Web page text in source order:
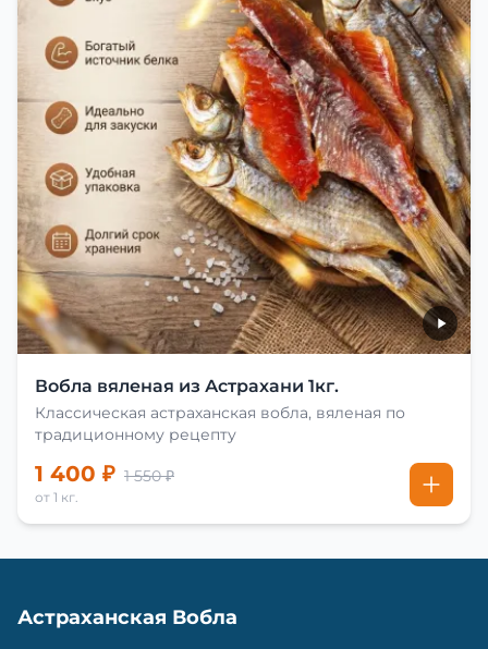
Вобла вяленая из Астрахани 1кг.
Классическая астраханская вобла, вяленая по
традиционному рецепту
1 400 ₽ 1 550 ₽
от 1 кг.
Астраханская Вобла